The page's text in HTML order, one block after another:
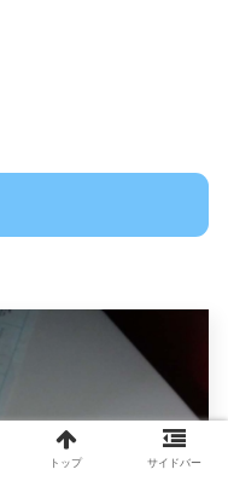
トップ サイドバー